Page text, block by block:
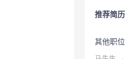
推荐简历
其他职位